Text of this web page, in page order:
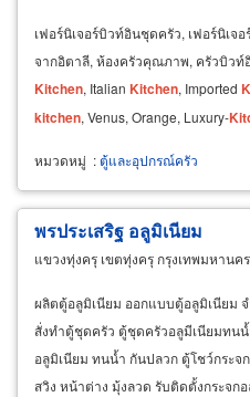
เฟอร์นิเจอร์บิวท์อินชุดครัว, เฟอร์นิเจ
จากอิตาลี, ห้องครัวคุณภาพ, ครัวบิวท์
Kitchen, Italian Kitchen, Imported
kitchen, Venus, Orange, Luxury-
หมวดหมู่ :ตู้และอุปกรณ์ครัว
พรประเสริฐ อลูมิเนียม
แขวงทุ่งครุ เขตทุ่งครุ กรุงเทพมหานค
ผลิตตู้อลูมิเนียม ออกแบบตู้อลูมิเนียม
สั่งทำตู้ชุดครัว ตู้ชุดครัวอลูมีเนียมทน
อลูมิเนียม ทนน้ำ กันปลวก ตู้โชว์กระ
สวิง หน้าต่าง มุ้งลวด รับติดตั้งกระจก